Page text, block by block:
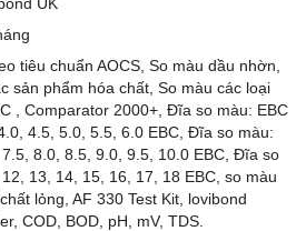
tiêu chuẩn AOCS, So màu dầu nhờn,
sản phẩm hóa chất, So màu các loại
, Comparator 2000+, Đĩa so màu: EBC
4.5, 5.0, 5.5, 6.0 EBC, Đĩa so màu:
8.0, 8.5, 9.0, 9.5, 10.0 EBC, Đĩa so
13, 14, 15, 16, 17, 18 EBC, so màu
lỏng, AF 330 Test Kit, lovibond
COD, BOD, pH, mV, TDS.